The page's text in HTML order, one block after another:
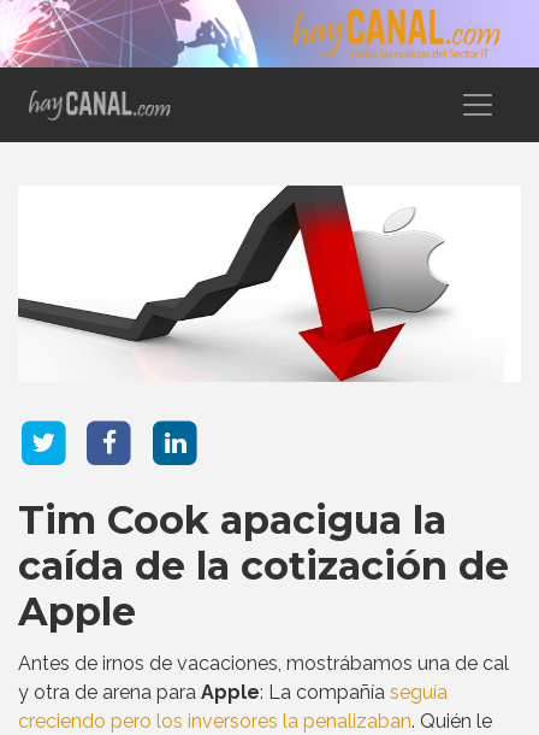
Tim Cook apacigua la
caída de la cotización de
Apple
Antes de irnos de vacaciones, mostrábamos una de cal
y otra de arena para Apple: La compañía seguía
creciendo pero los inversores la penalizaban. Quién le